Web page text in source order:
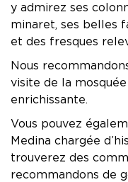
y admirez ses
minaret, ses belles
et des fresques
Nous
visite de la
enrichissante.
Vous pouvez
Medina chargée
trouverez des
recommandons de